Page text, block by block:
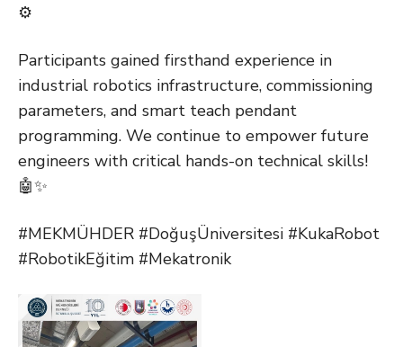
⚙️
Participants gained firsthand experience in
industrial robotics infrastructure, commissioning
parameters, and smart teach pendant
programming. We continue to empower future
engineers with critical hands-on technical skills!
🤖✨
#MEKMÜHDER #DoğuşÜniversitesi #KukaRobot
#RobotikEğitim #Mekatronik